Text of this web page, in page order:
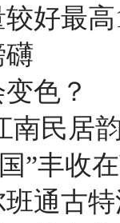
好最
色？
南民居
”丰收
通古